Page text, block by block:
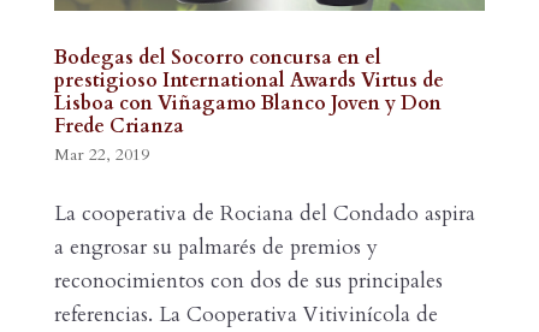
Bodegas del Socorro concursa en el
prestigioso International Awards Virtus de
Lisboa con Viñagamo Blanco Joven y Don
Frede Crianza
Mar 22, 2019
La cooperativa de Rociana del Condado aspira
a engrosar su palmarés de premios y
reconocimientos con dos de sus principales
referencias. La Cooperativa Vitivinícola de